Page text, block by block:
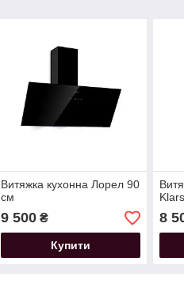
Витяжка кухонна Лорел 90
см
9 500₴
Купити
8